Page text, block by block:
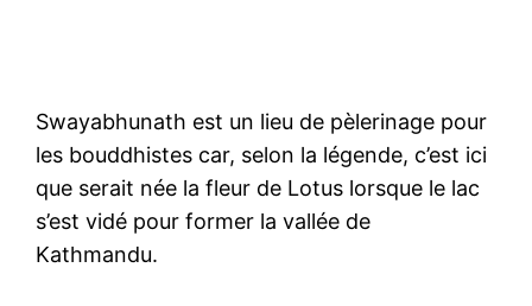
Swayabhunath est un lieu de pèlerinage pour
les bouddhistes car, selon la légende, c’est ici
que serait née la fleur de Lotus lorsque le lac
s’est vidé pour former la vallée de
Kathmandu.